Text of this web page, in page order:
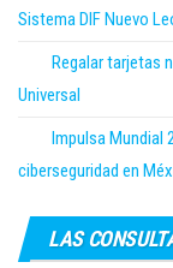
Sistema DIF Nuevo
Regalar tarjetas
Universal
Impulsa
ciberseguridad en
LAS